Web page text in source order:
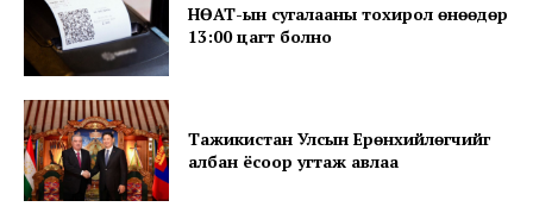
Company
About
Contact us
НӨАТ-ын сугалааны тохирол өнөөдөр
13:00 цагт болно
Тажикистан Улсын Ерөнхийлөгчийг
албан ёсоор угтаж авлаа